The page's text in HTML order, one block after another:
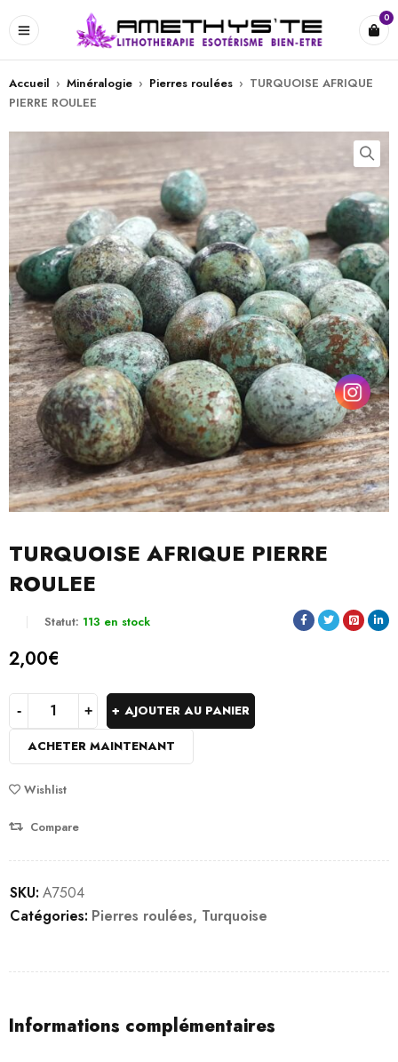
0
Accueil › Minéralogie › Pierres roulées › TURQUOISE AFRIQUE
PIERRE ROULEE
TURQUOISE AFRIQUE PIERRE
ROULEE
Statut: 113 en stock
2,00€
AJOUTER AU PANIER
ACHETER MAINTENANT
Wishlist
Compare
SKU: A7504
Catégories: Pierres roulées, Turquoise
Informations complémentaires